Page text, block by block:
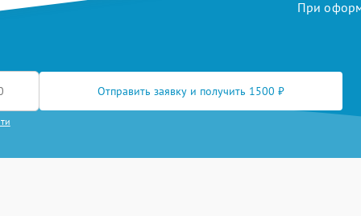
При
Отправить заявку и получить 1500 ₽